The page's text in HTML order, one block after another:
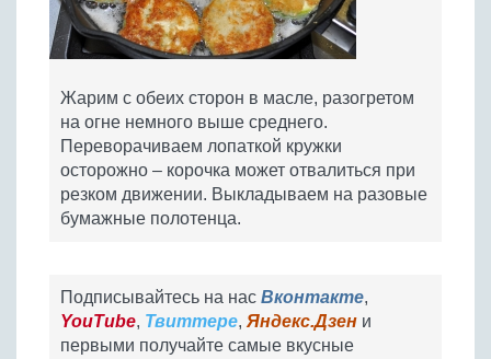
Жарим с обеих сторон в масле, разогретом
на огне немного выше среднего.
Переворачиваем лопаткой кружки
осторожно – корочка может отвалиться при
резком движении. Выкладываем на разовые
бумажные полотенца.
Подписывайтесь на нас Вконтакте,
YouTube, Твиттере, Яндекс.Дзен и
первыми получайте самые вкусные